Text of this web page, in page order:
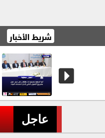
شريط الأخبار
عاجل